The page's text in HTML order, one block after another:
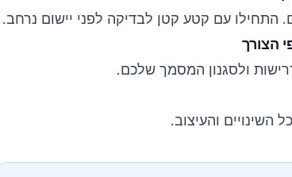
התחילו עם קטע קטן לבדיקה לפני יישום נרחב.
ולסגנון המסמך שלכם.
והעיצוב.